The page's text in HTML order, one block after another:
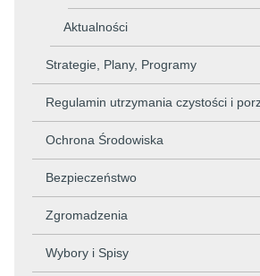
Aktualności
Strategie, Plany, Programy
Regulamin utrzymania czystości i
Ochrona Środowiska
Bezpieczeństwo
Zgromadzenia
Wybory i Spisy